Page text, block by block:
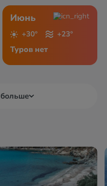
Июнь
+30° +23°
Туров нет